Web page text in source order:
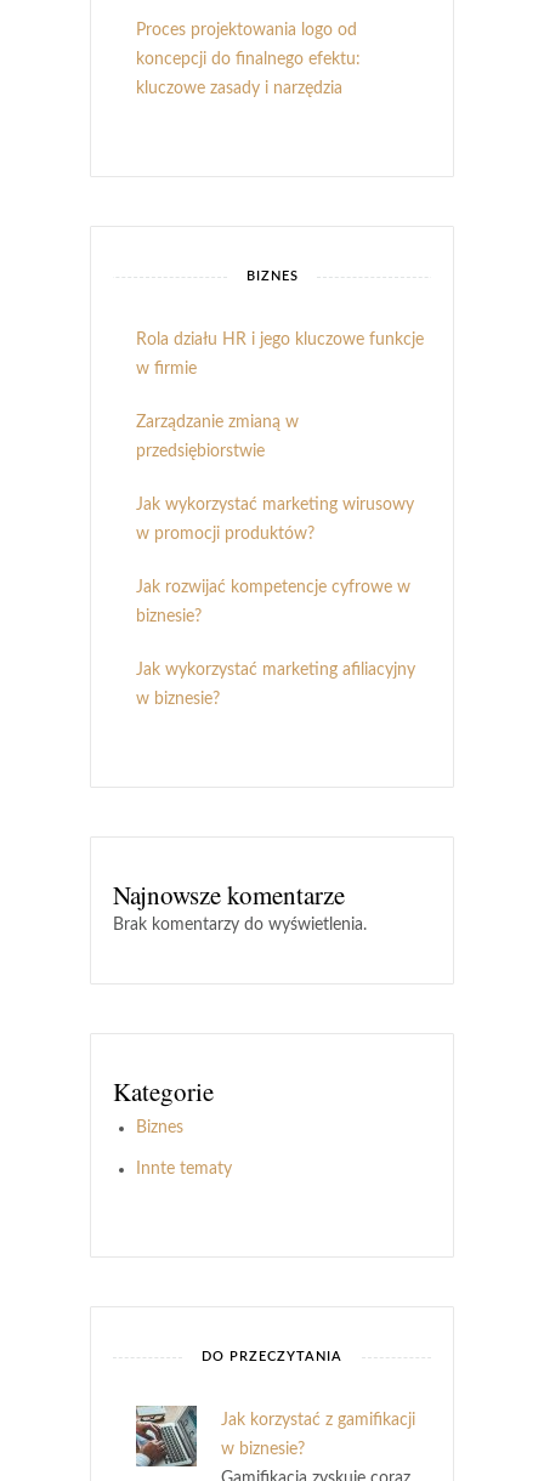
Proces projektowania logo od
koncepcji do finalnego efektu:
kluczowe zasady i narzędzia
BIZNES
Rola działu HR i jego kluczowe funkcje
w firmie
Zarządzanie zmianą w
przedsiębiorstwie
Jak wykorzystać marketing wirusowy
w promocji produktów?
Jak rozwijać kompetencje cyfrowe w
biznesie?
Jak wykorzystać marketing afiliacyjny
w biznesie?
Najnowsze komentarze
Brak komentarzy do wyświetlenia.
Kategorie
Biznes
Innte tematy
DO PRZECZYTANIA
Jak korzystać z gamifikacji
w biznesie?